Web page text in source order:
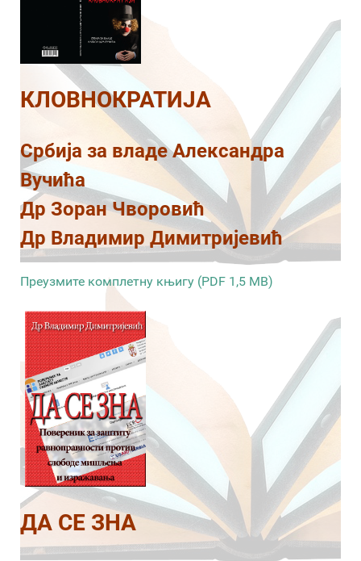
КЛОВНОКРАТИЈА
Србија за владе Александра
Вучића
Др Зоран Чворовић
Др Владимир Димитријевић
Преузмите комплетну књигу (PDF 1,5 MB)
ДА СЕ ЗНА